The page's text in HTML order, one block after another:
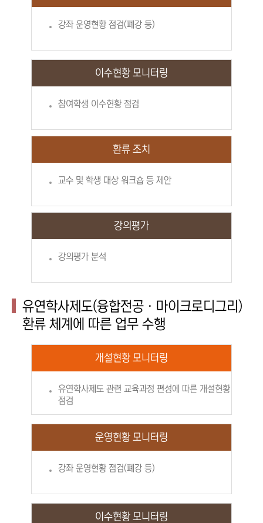
강좌 운영현황 점검(폐강 등)
이수현황 모니터링
참여학생 이수현황 점검
환류 조치
교수 및 학생 대상 워크숍 등 제안
강의평가
강의평가 분석
유연학사제도(융합전공ㆍ마이크로디그리)
환류 체계에 따른 업무 수행
개설현황 모니터링
유연학사제도 관련 교육과정 편성에 따른 개설현황
점검
운영현황 모니터링
강좌 운영현황 점검(폐강 등)
이수현황 모니터링